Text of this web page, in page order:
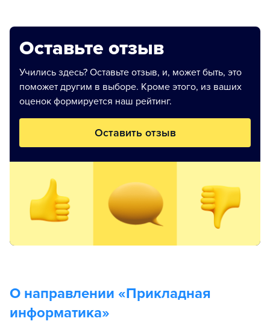
Оставьте отзыв
Учились здесь? Оставьте отзыв, и, может быть, это
поможет другим в выборе. Кроме этого, из ваших
оценок формируется наш рейтинг.
Оставить отзыв
О направлении «Прикладная
информатика»